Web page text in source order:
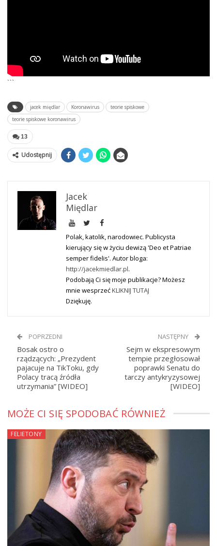
```
jacek międlar Koronawirus
teorie spiskowe
teorie spiskowe koronawirus
13
Udostępnij
Jacek
Międlar
Polak, katolik, narodowiec. Publicysta
kierujący się w życiu dewizą 'Deo et Patriae
semper fidelis'. Autor bloga:
http://jacekmiedlar.pl.
Podobają Ci się moje publikacje? Możesz
mnie wesprzećKLIKNIJ TUTAJ
Dziękuję.
POPRZEDNI
Bosak ostro o
rządzących: „Prezydent
pajacuje na TikToku, gdy
Polacy tracą źródła
utrzymania” [WIDEO]
NASTĘPNY
Sejm w ekspresowym
tempie przegłosował
poprawki Senatu do
tarczy antykryzysowej
[WIDEO]
MOŻE CI SIĘ SPODOBAĆ RÓWNIEŻ
FELIETONY